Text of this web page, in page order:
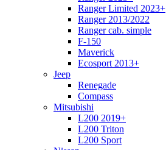
Ranger Limited 2023+
Ranger 2013/2022
Ranger cab. simple
F-150
Maverick
Ecosport 2013+
Jeep
Renegade
Compass
Mitsubishi
L200 2019+
L200 Triton
L200 Sport